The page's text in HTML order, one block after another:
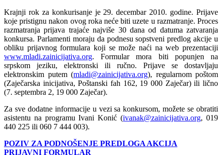
Krajnji rok za konkurisanje je 29. decembar 2010. godine. Prijave
koje pristignu nakon ovog roka neće biti uzete u razmatranje. Proces
razmatranja prijava trajaće najviše 30 dana od datuma zatvaranja
konkursa. Parlamenti moraju da podnesu sopstveni predlog akcije u
obliku prijavnog formulara koji se može naći na web prezentaciji
www.mladi.zainicijativa.org. Formular mora biti popunjen na
srpskom jeziku, elektronski ili ručno. Prijave se dostavljaju
elektronskim putem (mladi@zainicijativa.org), regularnom poštom
(Zaječarska inicijativa, Poštanski fah 162, 19 000 Zaječar) ili lično
(7. septembra 2, 19 000 Zaječar).
Za sve dodatne informacije u vezi sa konkursom, možete se obratiti
asistentu na programu Ivani Konić (ivanak@zainicijativa.org, 019
440 225 ili 060 7 444 003).
POZIV ZA PODNOŠENJE PREDLOGA AKCIJA
PRIJAVNI FORMULAR